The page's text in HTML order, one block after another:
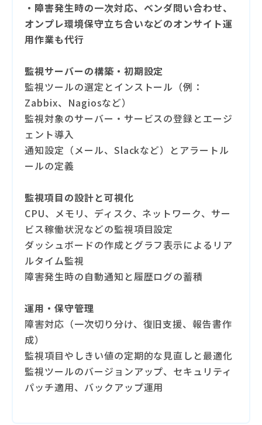
・障害発生時の一次対応、ベンダ問い合わせ、
オンプレ環境保守立ち合いなどのオンサイト運
用作業も代行
監視サーバーの構築・初期設定
監視ツールの選定とインストール（例：
Zabbix、Nagiosなど）
監視対象のサーバー・サービスの登録とエージ
ェント導入
通知設定（メール、Slackなど）とアラートル
ールの定義
監視項目の設計と可視化
CPU、メモリ、ディスク、ネットワーク、サー
ビス稼働状況などの監視項目設定
ダッシュボードの作成とグラフ表示によるリア
ルタイム監視
障害発生時の自動通知と履歴ログの蓄積
運用・保守管理
障害対応（一次切り分け、復旧支援、報告書作
成）
監視項目やしきい値の定期的な見直しと最適化
監視ツールのバージョンアップ、セキュリティ
パッチ適用、バックアップ運用